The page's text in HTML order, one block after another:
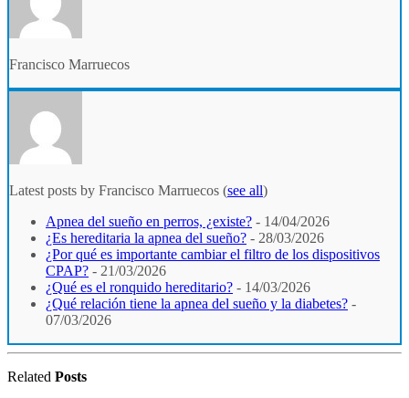
Francisco Marruecos
Latest posts by Francisco Marruecos (see all)
Apnea del sueño en perros, ¿existe? - 14/04/2026
¿Es hereditaria la apnea del sueño? - 28/03/2026
¿Por qué es importante cambiar el filtro de los dispositivos
CPAP? - 21/03/2026
¿Qué es el ronquido hereditario? - 14/03/2026
¿Qué relación tiene la apnea del sueño y la diabetes? -
07/03/2026
Related Posts